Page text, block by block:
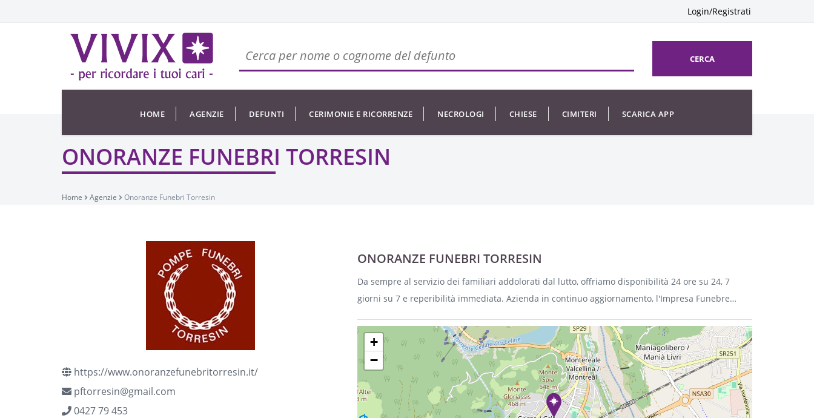
Login/Registrati
CERCA
HOME AGENZIE DEFUNTI CERIMONIE E RICORRENZE NECROLOGI CHIESE CIMITERI SCARICA APP
ONORANZE FUNEBRI TORRESIN
Home Agenzie Onoranze Funebri Torresin
https://www.onoranzefunebritorresin.it/
pftorresin@gmail.com
0427 79 453
ONORANZE FUNEBRI TORRESIN
Da sempre al servizio dei familiari addolorati dal lutto, offriamo disponibilità 24 ore su 24, 7
giorni su 7 e reperibilità immediata. Azienda in continuo aggiornamento, l'Impresa Funebre
per celebrare adeguatamente la persona mancata.
+
−